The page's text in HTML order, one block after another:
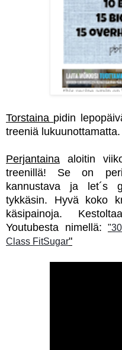
Torstaina pidin
treeniä lukuunottamatta.
Perjantaina aloitin
treenillä! Se on
kannustava ja let´s
tykkäsin. Hyvä koko
käsipainoja.
Youtubesta nimellä:
"
Class FitSugar"